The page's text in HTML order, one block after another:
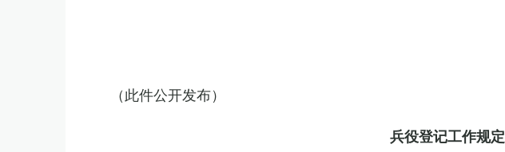
（此件公开发布）
兵役登记工作规定